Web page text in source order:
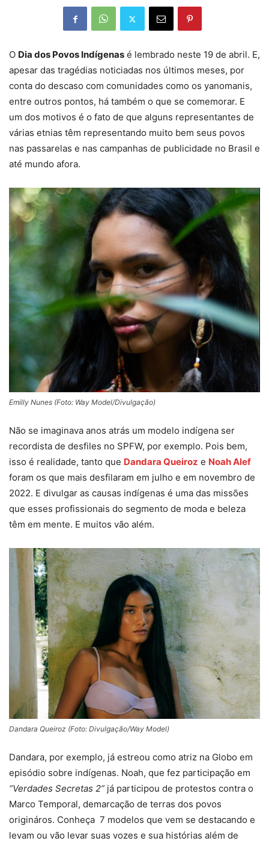
O Dia dos Povos Indígenas é lembrado neste 19 de abril. E,
apesar das tragédias noticiadas nos últimos meses, por
conta do descaso com comunidades como os yanomanis,
entre outros pontos, há também o que se comemorar. E
um dos motivos é o fato de que alguns representantes de
várias etnias têm representando muito bem seus povos
nas passarelas e nas campanhas de publicidade no Brasil e
até mundo afora.
Emilly Nunes (Foto: Way Model/Divulgação)
Não se imaginava anos atrás um modelo indígena ser
recordista de desfiles no SPFW, por exemplo. Pois bem,
isso é realidade, tanto que Dandara Queiroz e Noah Alef
foram os que mais desfilaram em julho e em novembro de
2022. E divulgar as causas indígenas é uma das missões
que esses profissionais do segmento de moda e beleza
têm em mente. E muitos vão além.
Dandara Queiroz (Foto: Divulgação/Way Model)
Dandara, por exemplo, já estreou como atriz na Globo em
episódio sobre indígenas. Noah, que fez participação em
“Verdades Secretas 2” já participou de protestos contra o
Marco Temporal, demarcação de terras dos povos
origináros. Conheça 7 modelos que vem se destacando e
levam ou vão levar suas vozes e sua histórias além de